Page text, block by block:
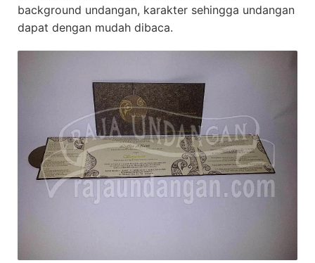
background undangan, karakter sehingga undangan
dapat dengan mudah dibaca.